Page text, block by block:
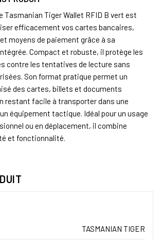
Tasmanian Tiger Wallet RFID B vert est
efficacement vos cartes bancaires,
moyens de paiement grâce à sa
Compact et robuste, il protège les
contre les tentatives de lecture sans
Son format pratique permet un
des cartes, billets et documents
restant facile à transporter dans une
équipement tactique. Idéal pour un usage
ou en déplacement, il combine
et fonctionnalité.
TASMANIAN TIGER